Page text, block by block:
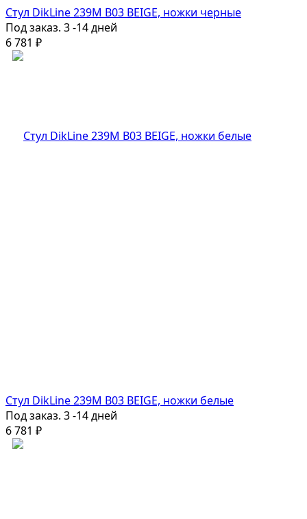
Стул DikLine 239М B03 BEIGE, ножки черные
Под заказ. 3 -14 дней
6 781 ₽
Стул DikLine 239М B03 BEIGE, ножки белые
Под заказ. 3 -14 дней
6 781 ₽